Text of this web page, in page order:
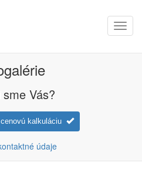
Vás?
kalkuláciu
údaje